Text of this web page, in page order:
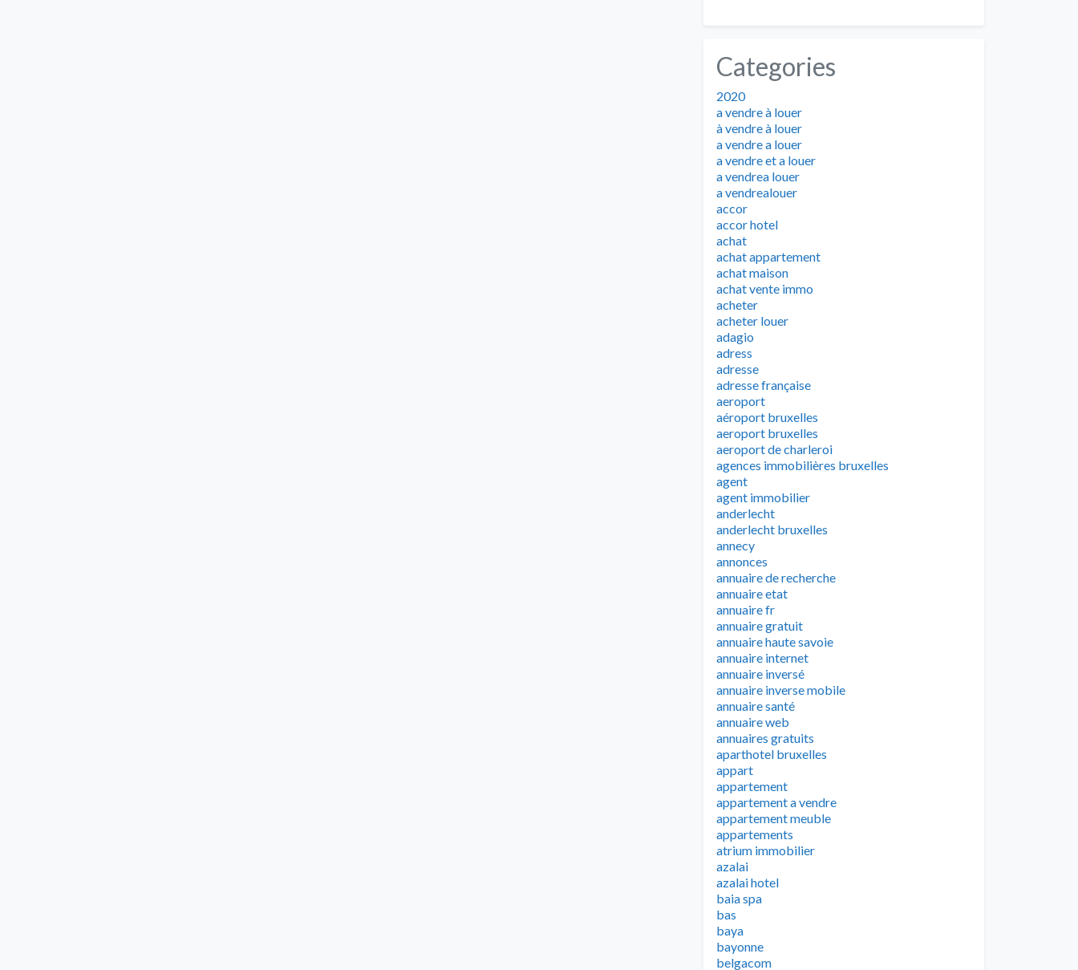
Categories
2020
a vendre à louer
à vendre à louer
a vendre a louer
a vendre et a louer
a vendrea louer
a vendrealouer
accor
accor hotel
achat
achat appartement
achat maison
achat vente immo
acheter
acheter louer
adagio
adress
adresse
adresse française
aeroport
aéroport bruxelles
aeroport bruxelles
aeroport de charleroi
agences immobilières bruxelles
agent
agent immobilier
anderlecht
anderlecht bruxelles
annecy
annonces
annuaire de recherche
annuaire etat
annuaire fr
annuaire gratuit
annuaire haute savoie
annuaire internet
annuaire inversé
annuaire inverse mobile
annuaire santé
annuaire web
annuaires gratuits
aparthotel bruxelles
appart
appartement
appartement a vendre
appartement meuble
appartements
atrium immobilier
azalai
azalai hotel
baia spa
bas
baya
bayonne
belgacom